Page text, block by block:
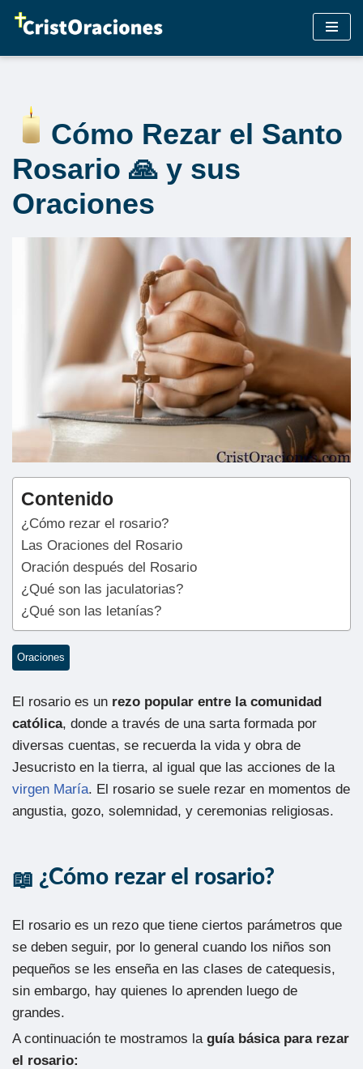
Cómo Rezar el Santo
Rosario 🙏 y sus
Oraciones
Contenido
¿Cómo rezar el rosario?
Las Oraciones del Rosario
Oración después del Rosario
¿Qué son las jaculatorias?
¿Qué son las letanías?
Oraciones
El rosario es un rezo popular entre la comunidad
católica, donde a través de una sarta formada por
diversas cuentas, se recuerda la vida y obra de
Jesucristo en la tierra, al igual que las acciones de la
virgen María. El rosario se suele rezar en momentos de
angustia, gozo, solemnidad, y ceremonias religiosas.
¿Cómo rezar el rosario?
El rosario es un rezo que tiene ciertos parámetros que
se deben seguir, por lo general cuando los niños son
pequeños se les enseña en las clases de catequesis,
sin embargo, hay quienes lo aprenden luego de
grandes.
A continuación te mostramos la guía básica para rezar
el rosario: